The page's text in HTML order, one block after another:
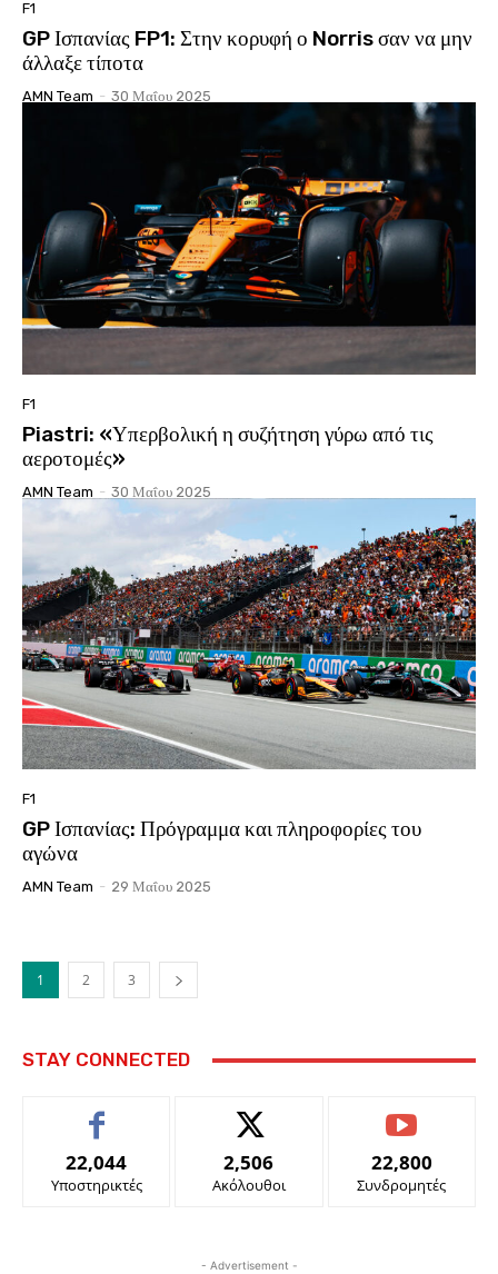
F1
GP Ισπανίας FP1: Στην κορυφή ο Norris σαν να μην
άλλαξε τίποτα
AMN Team - 30 Μαΐου 2025
F1
Piastri: «Υπερβολική η συζήτηση γύρω από τις
αεροτομές»
AMN Team - 30 Μαΐου 2025
F1
GP Ισπανίας: Πρόγραμμα και πληροφορίες του
αγώνα
AMN Team - 29 Μαΐου 2025
1 2 3
STAY CONNECTED
22,044
Υποστηρικτές
2,506
Ακόλουθοι
22,800
Συνδρομητές
- Advertisement -